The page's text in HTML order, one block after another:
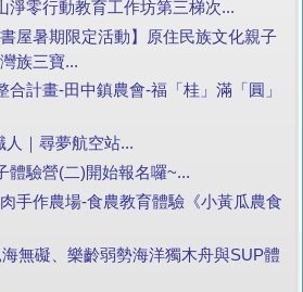
淨零行動教育工作坊第三梯次...
屋暑期限定活動】原住民族文化親子
族三寶...
合計畫-田中鎮農會-福「桂」滿「圓」
人｜尋夢航空站...
體驗營(二)開始報名囉~...
手作農場-食農教育體驗《小黃瓜農食
無礙、樂齡弱勢海洋獨木舟與SUP體